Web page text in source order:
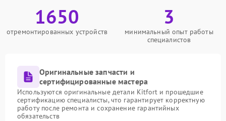
1650
отремонтированных устройств
3
минимальный опыт работы
специалистов
Оригинальные запчасти и
сертифицированные мастера
Используются оригинальные детали Kitfort и прошедшие
сертификацию специалисты, что гарантирует корректную
работу после ремонта и сохранение гарантийных
обязательств